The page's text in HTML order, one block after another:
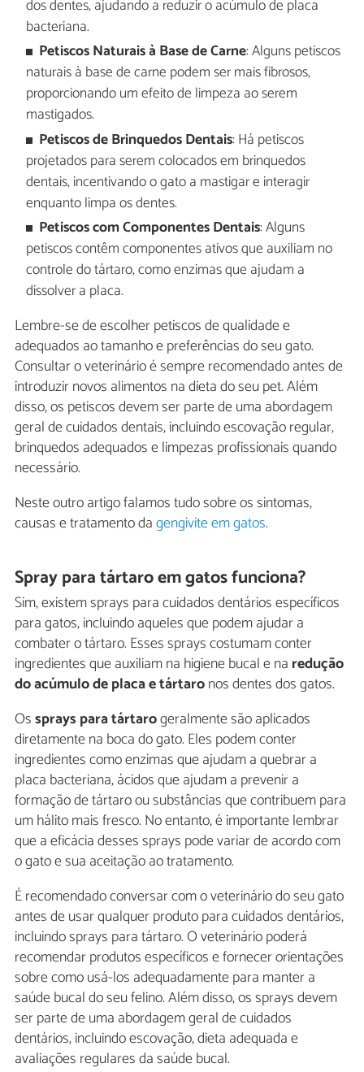
dos dentes, ajudando a reduzir o acúmulo de placa
bacteriana.
Petiscos Naturais à Base de Carne: Alguns petiscos
naturais à base de carne podem ser mais fibrosos,
proporcionando um efeito de limpeza ao serem
mastigados.
Petiscos de Brinquedos Dentais: Há petiscos
projetados para serem colocados em brinquedos
dentais, incentivando o gato a mastigar e interagir
enquanto limpa os dentes.
Petiscos com Componentes Dentais: Alguns
petiscos contêm componentes ativos que auxiliam no
controle do tártaro, como enzimas que ajudam a
dissolver a placa.
Lembre-se de escolher petiscos de qualidade e
adequados ao tamanho e preferências do seu gato.
Consultar o veterinário é sempre recomendado antes de
introduzir novos alimentos na dieta do seu pet. Além
disso, os petiscos devem ser parte de uma abordagem
geral de cuidados dentais, incluindo escovação regular,
brinquedos adequados e limpezas profissionais quando
necessário.
Neste outro artigo falamos tudo sobre os sintomas,
causas e tratamento dagengivite em gatos.
Spray para tártaro em gatos funciona?
Sim, existem sprays para cuidados dentários específicos
para gatos, incluindo aqueles que podem ajudar a
combater o tártaro. Esses sprays costumam conter
ingredientes que auxiliam na higiene bucal e na redução
do acúmulo de placa e tártaronos dentes dos gatos.
Ossprays para tártarogeralmente são aplicados
diretamente na boca do gato. Eles podem conter
ingredientes como enzimas que ajudam a quebrar a
placa bacteriana, ácidos que ajudam a prevenir a
formação de tártaro ou substâncias que contribuem para
um hálito mais fresco. No entanto, é importante lembrar
que a eficácia desses sprays pode variar de acordo com
o gato e sua aceitação ao tratamento.
É recomendado conversar com o veterinário do seu gato
antes de usar qualquer produto para cuidados dentários,
incluindo sprays para tártaro. O veterinário poderá
recomendar produtos específicos e fornecer orientações
sobre como usá-los adequadamente para manter a
saúde bucal do seu felino. Além disso, os sprays devem
ser parte de uma abordagem geral de cuidados
dentários, incluindo escovação, dieta adequada e
avaliações regulares da saúde bucal.